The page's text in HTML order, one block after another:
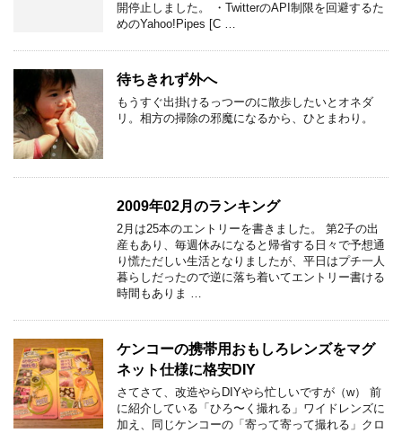
開停止しました。 ・TwitterのAPI制限を回避するた
めのYahoo!Pipes [C …
待ちきれず外へ
もうすぐ出掛けるっつーのに散歩したいとオネダ
リ。相方の掃除の邪魔になるから、ひとまわり。
2009年02月のランキング
2月は25本のエントリーを書きました。 第2子の出
産もあり、毎週休みになると帰省する日々で予想通
り慌ただしい生活となりましたが、平日はプチ一人
暮らしだったので逆に落ち着いてエントリー書ける
時間もありま …
ケンコーの携帯用おもしろレンズをマグ
ネット仕様に格安DIY
さてさて、改造やらDIYやら忙しいですが（w） 前
に紹介している「ひろ〜く撮れる」ワイドレンズに
加え、同じケンコーの「寄って寄って撮れる」クロ